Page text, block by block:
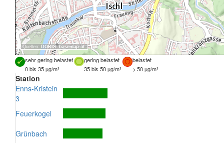
Quellen: DORIS, basemap.at
sehr gering belastet gering belastet
belastet
0 bis 35 µg/m³
35 bis 50 µg/m³ > 50 µg/m³
Station
Enns-Kristein
3
Feuerkogel
Grünbach